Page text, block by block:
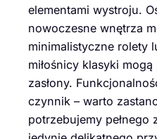
elementami wystroju.
nowoczesne wnętrza
minimalistyczne rolety
miłośnicy klasyki
zasłony.
czynnik – warto
potrzebujemy pełnego